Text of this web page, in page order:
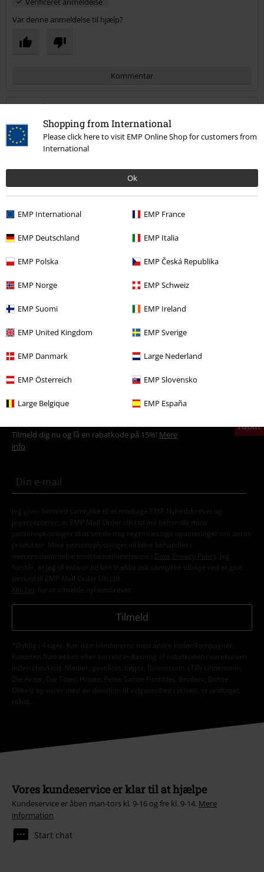
Shopping from International
Please click here to visit EMP Online Shop for customers from
International
Ok
EMP International EMP France
EMP Deutschland EMP Italia
EMP Polska EMP Česká Republika
EMP Norge EMP Schweiz
EMP Suomi EMP Ireland
EMP United Kingdom EMP Sverige
EMP Danmark Large Nederland
EMP Österreich EMP Slovensko
Large Belgique EMP España
Var denne anmeldelse til hjælp?
Kommentar
Send kommentar
Patrick S.
3 Anmeldelser
Skrevet den: fredag 9. mar, 2018
Dårlig kæde
Selve korset er helt fint MEN det er fandme ikke 299 kr værd kæden
holder ikke overhovedet. Hvis en ven eller en selv bare får hevet lidt
for hårdt fat ville den simpelthen knække. Jeg anbefaler ikke at købe
det her brass sikke en skuffelse
Kommentar
rabat
Tilmeld dig nu og få en rabatkode på 15%! Mere
info
Jeg giver hermed samtykke til at modtage EMP Nyhedsbrevet og
jegaccepterer, at EMP Mail Order UK Ltd må behandle mine
personoplysninger til at sende mig regelmæssige opdateringer om deres
produkter. Mine personoplysninger vil blive behandlet i
overensstemmelse med bestemmelserne i
Data Privacy Policy
. Jeg
forstår, at jeg til enhver tid kan trække mit samtykke tilbage ved at give
besked til EMP Mail Order UK Ltd.
Klik her
for at afmelde nyhedsbrevet.
Tilmeld
*Gyldig i 4 uger. Kan ikke kombineres med andre koder/kampagner.
Rabatten fratrækkes efter korrekt indløsning af rabatkoden i varekurven
inden checkout. Medier, gavekort, bøger, Rammstein, (Till) Lindemann,
Die Ärzte, Die Toten Hosen, Feine Sahne Fischfilet, Broilers, Böhse
Onkelz og varer med en donation til velgørenhed i prisen, er undtaget
rabat.
Vores kundeservice er klar til at hjælpe
Kundeservice er åben man-tors kl. 9-16 og fre kl. 9-14. Mere
information
Start chat